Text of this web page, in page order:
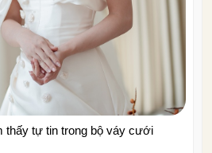
thấy tự tin trong bộ váy cưới